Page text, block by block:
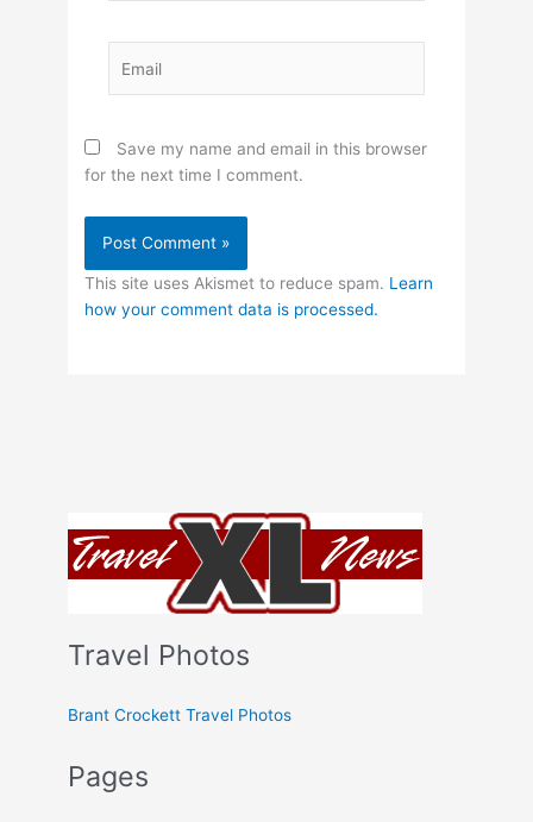
Travel Photos
Brant Crockett Travel Photos
Pages
Save my name and email in this browser
for the next time I comment.
This site uses Akismet to reduce spam. Learn
how your comment data is processed.